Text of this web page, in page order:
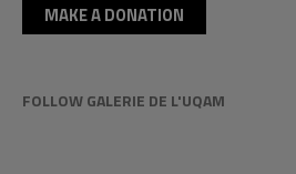
MAKE A DONATION
FOLLOW GALERIE DE L'UQAM